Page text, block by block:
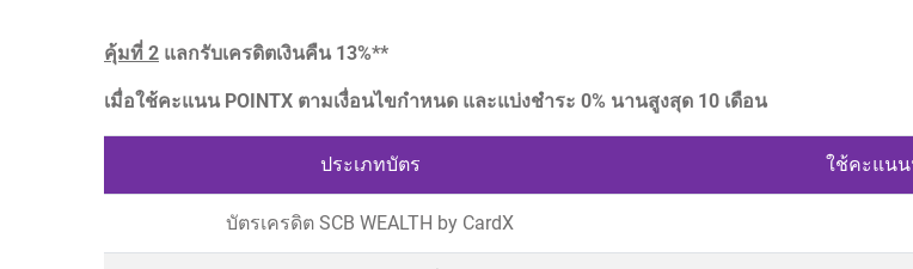
คุ้มที่ 2 แลกรับเครดิตเงินคืน 13%**
เมื่อใช้คะแนน POINTX ตามเงื่อนไขกำหนด และแบ่งชำระ 0% นานสูงสุด 10 เดือน
ประเภทบัตร ใช้คะแนน
บัตรเครดิต SCB WEALTH by CardX